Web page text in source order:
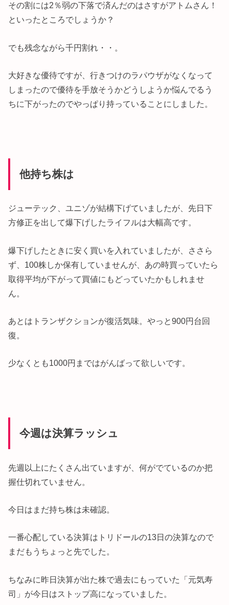
その割には2％弱の下落で済んだのはさすがアトムさん！
といったところでしょうか？
でも残念ながら千円割れ・・。
大好きな優待ですが、行きつけのラパウザがなくなって
しまったので優待を手放そうかどうしようか悩んでるう
ちに下がったのでやっぱり持っていることにしました。
他持ち株は
ジューテック、ユニゾが結構下げていましたが、先日下
方修正を出して爆下げしたライフルは大幅高です。
爆下げしたときに安く買いを入れていましたが、ささら
ず、100株しか保有していませんが、あの時買っていたら
取得平均が下がって買値にもどっていたかもしれませ
ん。
あとはトランザクションが復活気味。やっと900円台回
復。
少なくとも1000円まではがんばって欲しいです。
今週は決算ラッシュ
先週以上にたくさん出ていますが、何がでているのか把
握仕切れていません。
今日はまだ持ち株は未確認。
一番心配している決算はトリドールの13日の決算なので
まだもうちょっと先でした。
ちなみに昨日決算が出た株で過去にもっていた「元気寿
司」が今日はストップ高になっていました。